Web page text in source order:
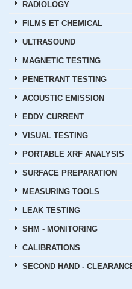
RADIOLOGY
FILMS ET CHEMICAL
ULTRASOUND
MAGNETIC TESTING
PENETRANT TESTING
ACOUSTIC EMISSION
EDDY CURRENT
VISUAL TESTING
PORTABLE XRF ANALYSIS
SURFACE PREPARATION
MEASURING TOOLS
LEAK TESTING
SHM - MONITORING
CALIBRATIONS
SECOND HAND -